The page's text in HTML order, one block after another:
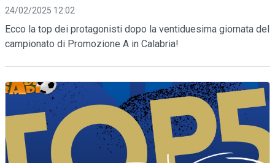
24/02/2025 12:02
Ecco la top dei protagonisti dopo la ventiduesima giornata del
campionato di Promozione A in Calabria!